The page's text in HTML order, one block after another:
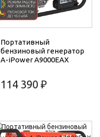
Портативный
бензиновый генератор
A-iPower A9000EAX
114 390 ₽